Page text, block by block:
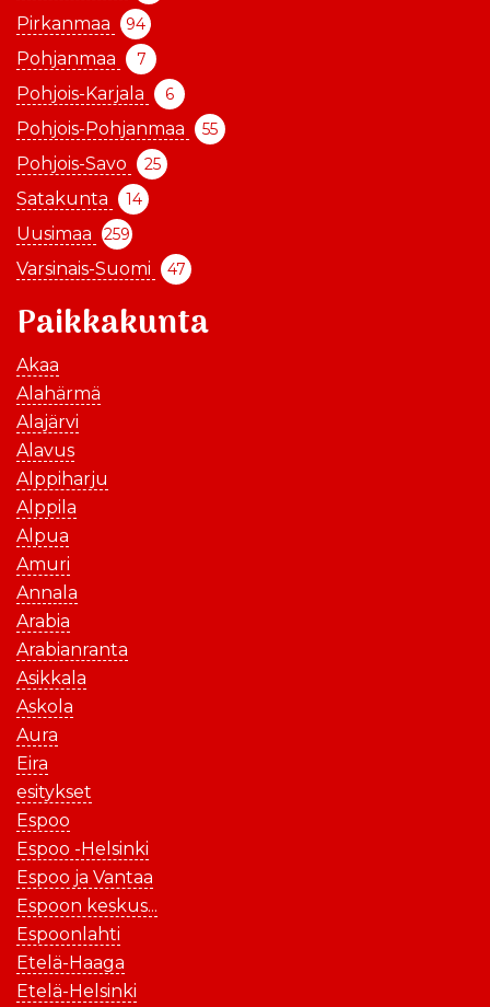
Pirkanmaa 94
Pohjanmaa 7
Pohjois-Karjala 6
Pohjois-Pohjanmaa 55
Pohjois-Savo 25
Satakunta 14
Uusimaa 259
Varsinais-Suomi 47
Paikkakunta
Akaa
Alahärmä
Alajärvi
Alavus
Alppiharju
Alppila
Alpua
Amuri
Annala
Arabia
Arabianranta
Asikkala
Askola
Aura
Eira
esitykset
Espoo
Espoo -Helsinki
Espoo ja Vantaa
Espoon keskus...
Espoonlahti
Etelä-Haaga
Etelä-Helsinki